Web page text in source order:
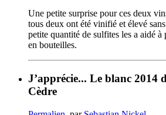
Une petite surprise pour ces deux
tous deux ont été vinifié et élevé
petite quantité de sulfites les a aidé à
en bouteilles.
J’apprécie... Le blanc 2014
Cèdre